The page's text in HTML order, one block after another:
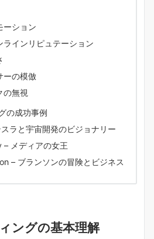
ーション
ラインリピュテーション
ーの模倣
の無視
の成功事例
ラと宇宙開発のビジョナリー
メディアの女王
– ブランソンの冒険とビジネス
ングの基本理解